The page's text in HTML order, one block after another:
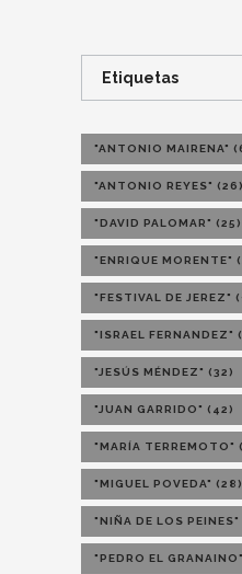
Etiquetas
"ANTONIO MAIRENA"
"ANTONIO REYES" (26)
"DAVID PALOMAR" (25)
"ENRIQUE MORENTE"
"FESTIVAL DE JEREZ"
"ISRAEL FERNANDEZ"
"JESÚS MÉNDEZ" (32)
"JUAN GARRIDO" (42)
"MARÍA TERREMOTO"
"MIGUEL POVEDA" (28)
"NIÑA DE LOS PEINES"
"PEDRO EL GRANAINO"